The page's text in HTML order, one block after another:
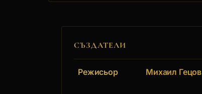
СЪЗДАТЕЛИ
Режисьор Михаил Гецов